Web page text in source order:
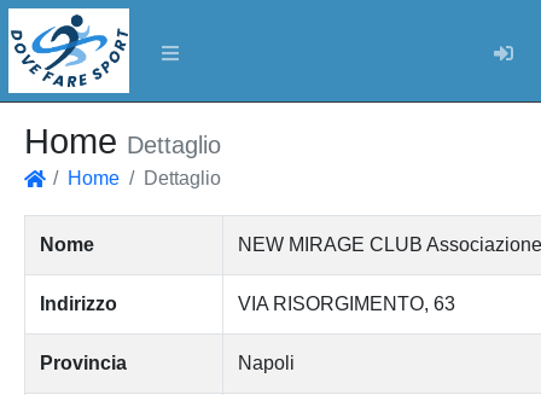
Home Dettaglio
Home Dettaglio
Nome NEW MIRAGE CLUB
Indirizzo VIA RISORGIMENTO, 63
Provincia Napoli